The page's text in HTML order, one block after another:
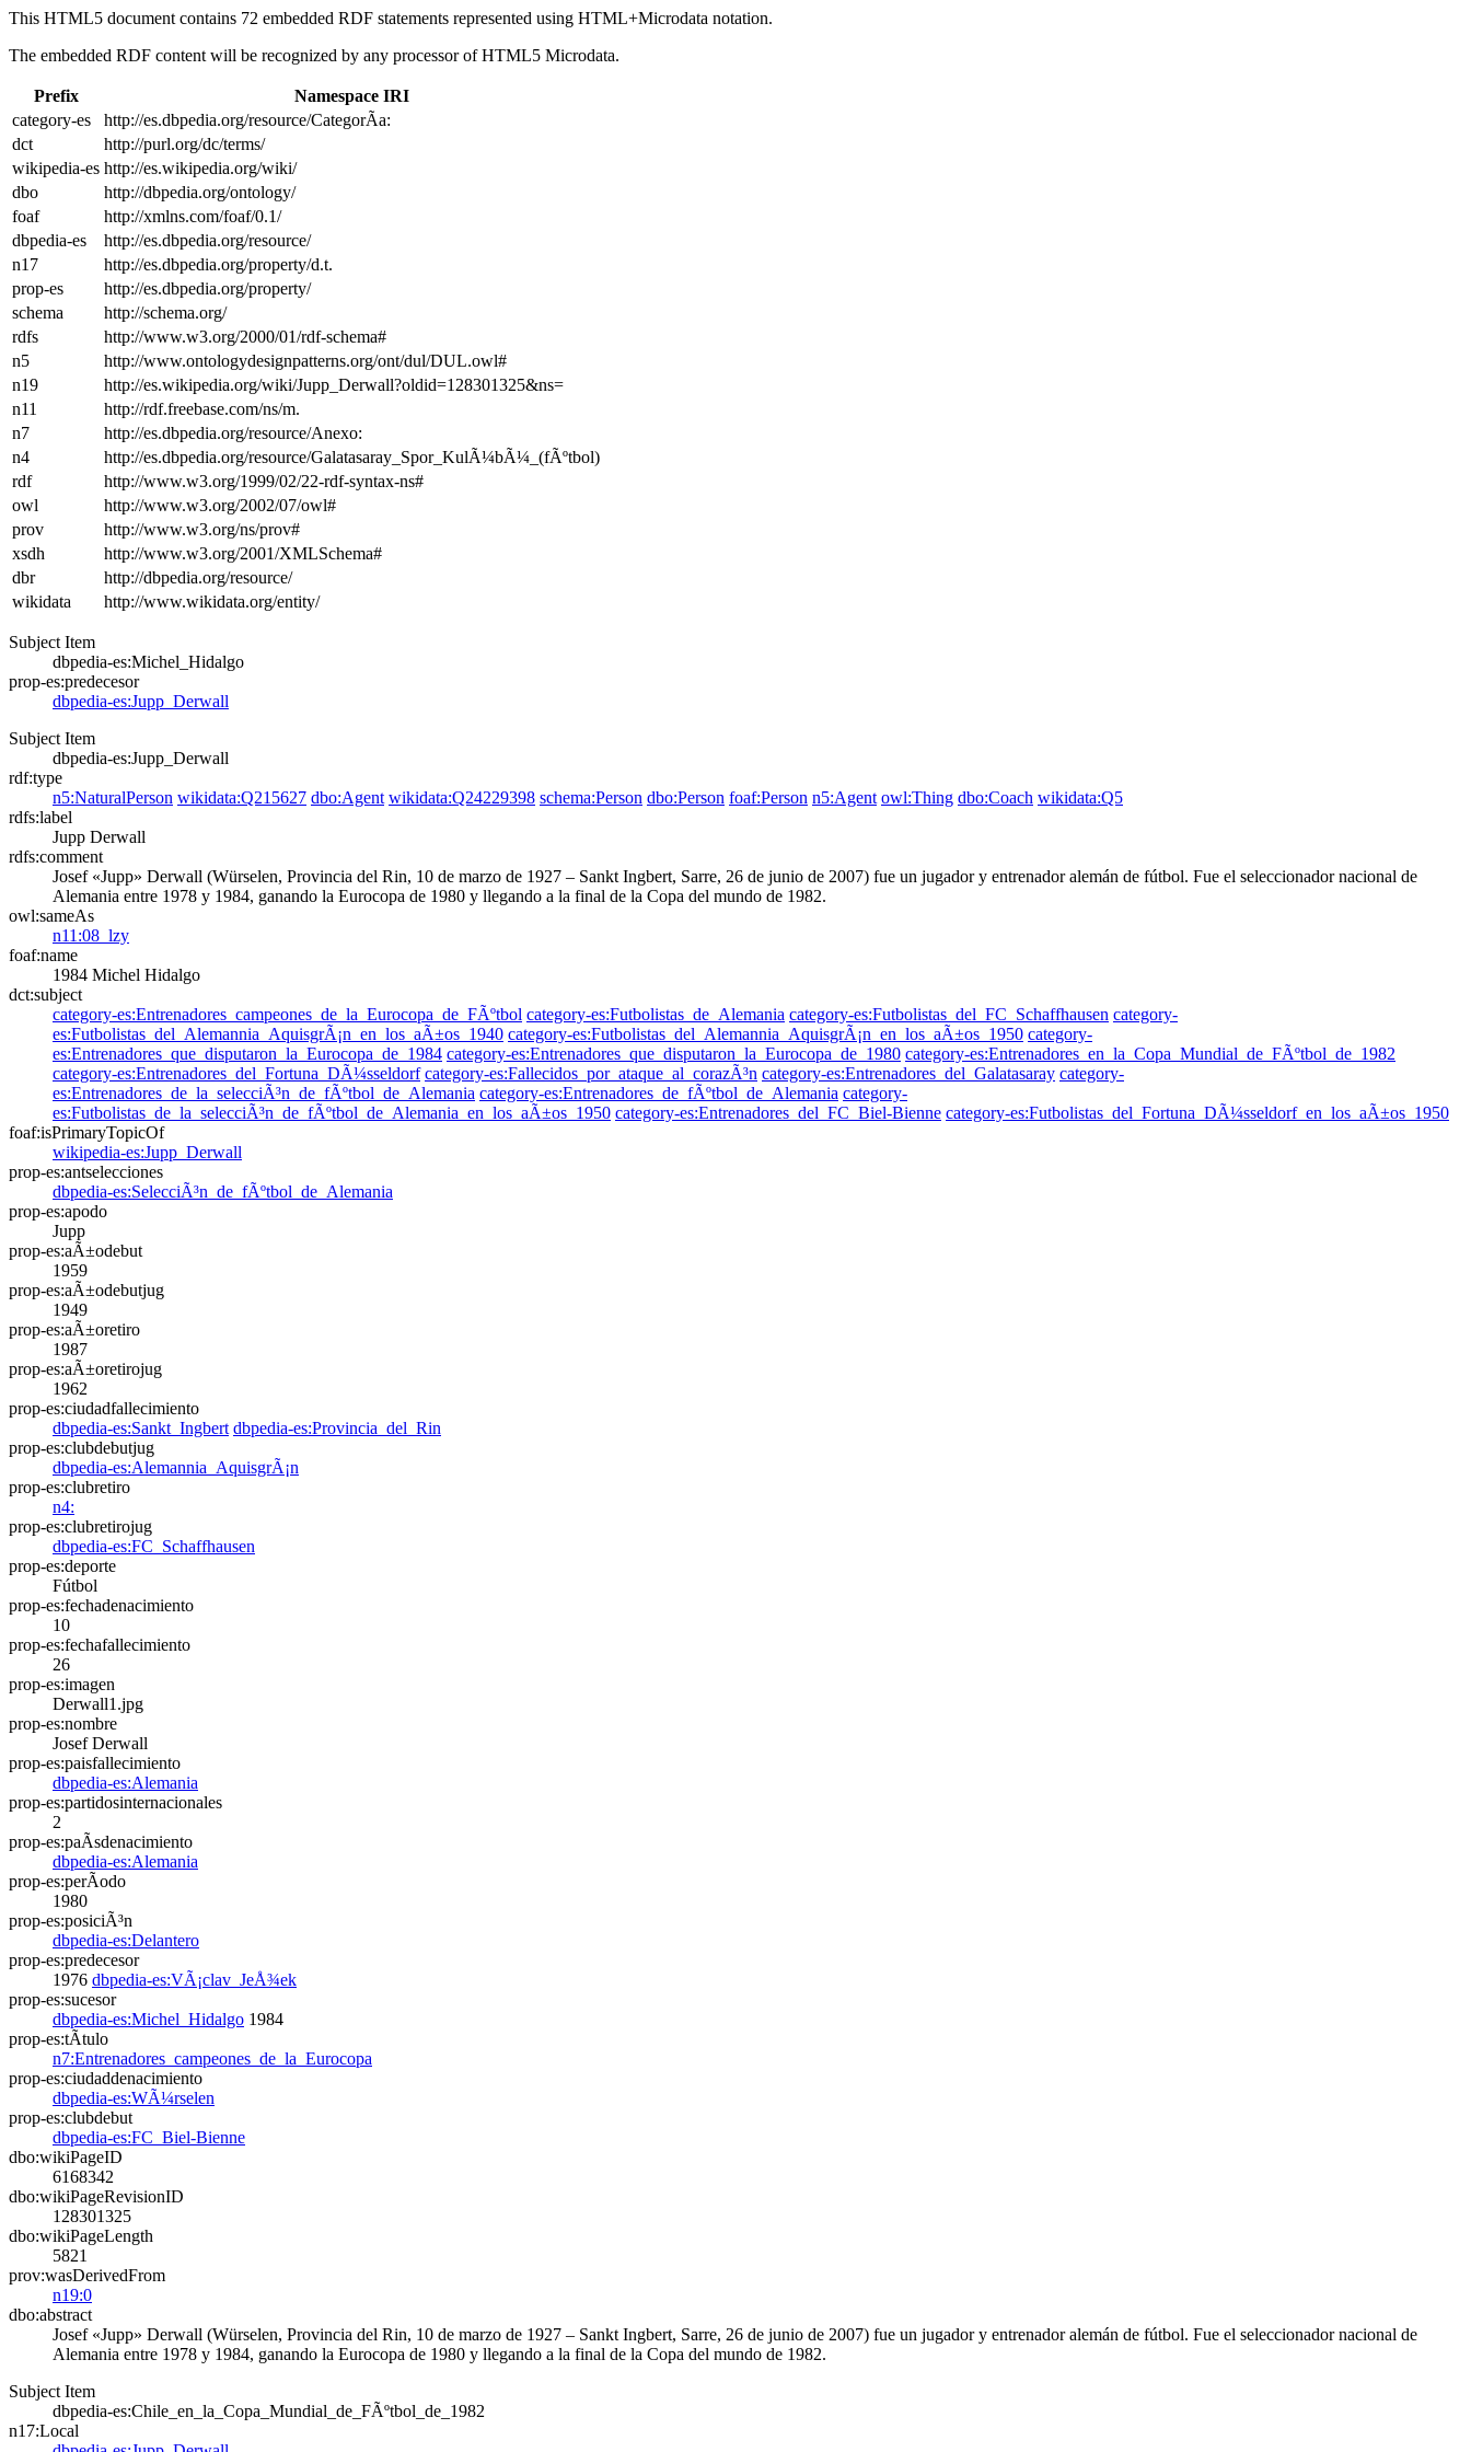
This HTML5 document contains 72 embedded RDF statements represented using HTML+Microdata notation.
The embedded RDF content will be recognized by any processor of HTML5 Microdata.
Prefix
Namespace IRI
category-es
http://es.dbpedia.org/resource/CategorÃ­a:
dct
http://purl.org/dc/terms/
wikipedia-es http://es.wikipedia.org/wiki/
dbo
http://dbpedia.org/ontology/
foaf
http://xmlns.com/foaf/0.1/
dbpedia-es
http://es.dbpedia.org/resource/
n17
http://es.dbpedia.org/property/d.t.
prop-es
http://es.dbpedia.org/property/
schema
http://schema.org/
rdfs
http://www.w3.org/2000/01/rdf-schema#
n5
http://www.ontologydesignpatterns.org/ont/dul/DUL.owl#
n19
http://es.wikipedia.org/wiki/Jupp_Derwall?oldid=128301325&ns=
n11
http://rdf.freebase.com/ns/m.
n7
http://es.dbpedia.org/resource/Anexo:
n4
http://es.dbpedia.org/resource/Galatasaray_Spor_KulÃ¼bÃ¼_(fÃºtbol)
rdf
http://www.w3.org/1999/02/22-rdf-syntax-ns#
owl
http://www.w3.org/2002/07/owl#
prov
http://www.w3.org/ns/prov#
xsdh
http://www.w3.org/2001/XMLSchema#
dbr
http://dbpedia.org/resource/
wikidata
http://www.wikidata.org/entity/
Subject Item
dbpedia-es:Michel_Hidalgo
prop-es:predecesor
dbpedia-es:Jupp_Derwall
Subject Item
dbpedia-es:Jupp_Derwall
rdf:type
n5:NaturalPerson wikidata:Q215627 dbo:Agent wikidata:Q24229398 schema:Person dbo:Person foaf:Person n5:Agent owl:Thing dbo:Coach wikidata:Q5
rdfs:label
Jupp Derwall
rdfs:comment
Josef «Jupp» Derwall (Würselen, Provincia del Rin, 10 de marzo de 1927 – Sankt Ingbert, Sarre, 26 de junio de 2007) fue un jugador y entrenador alemán de fútbol. Fue el seleccionador nacional de
Alemania entre 1978 y 1984, ganando la Eurocopa de 1980 y llegando a la final de la Copa del mundo de 1982.
owl:sameAs
n11:08_lzy
foaf:name
1984 Michel Hidalgo
dct:subject
category-es:Entrenadores_campeones_de_la_Eurocopa_de_FÃºtbol category-es:Futbolistas_de_Alemania category-es:Futbolistas_del_FC_Schaffhausen category-
es:Futbolistas_del_Alemannia_AquisgrÃ¡n_en_los_aÃ±os_1940 category-es:Futbolistas_del_Alemannia_AquisgrÃ¡n_en_los_aÃ±os_1950 category-
es:Entrenadores_que_disputaron_la_Eurocopa_de_1984 category-es:Entrenadores_que_disputaron_la_Eurocopa_de_1980 category-es:Entrenadores_en_la_Copa_Mundial_de_FÃºtbol_de_1982
category-es:Entrenadores_del_Fortuna_DÃ¼sseldorf category-es:Fallecidos_por_ataque_al_corazÃ³n category-es:Entrenadores_del_Galatasaray category-
es:Entrenadores_de_la_selecciÃ³n_de_fÃºtbol_de_Alemania category-es:Entrenadores_de_fÃºtbol_de_Alemania category-
es:Futbolistas_de_la_selecciÃ³n_de_fÃºtbol_de_Alemania_en_los_aÃ±os_1950 category-es:Entrenadores_del_FC_Biel-Bienne category-es:Futbolistas_del_Fortuna_DÃ¼sseldorf_en_los_aÃ±os_1950
foaf:isPrimaryTopicOf
wikipedia-es:Jupp_Derwall
prop-es:antselecciones
dbpedia-es:SelecciÃ³n_de_fÃºtbol_de_Alemania
prop-es:apodo
Jupp
prop-es:aÃ±odebut
1959
prop-es:aÃ±odebutjug
1949
prop-es:aÃ±oretiro
1987
prop-es:aÃ±oretirojug
1962
prop-es:ciudadfallecimiento
dbpedia-es:Sankt_Ingbert dbpedia-es:Provincia_del_Rin
prop-es:clubdebutjug
dbpedia-es:Alemannia_AquisgrÃ¡n
prop-es:clubretiro
n4:
prop-es:clubretirojug
dbpedia-es:FC_Schaffhausen
prop-es:deporte
Fútbol
prop-es:fechadenacimiento
10
prop-es:fechafallecimiento
26
prop-es:imagen
Derwall1.jpg
prop-es:nombre
Josef Derwall
prop-es:paisfallecimiento
dbpedia-es:Alemania
prop-es:partidosinternacionales
2
prop-es:paÃ­sdenacimiento
dbpedia-es:Alemania
prop-es:perÃ­odo
1980
prop-es:posiciÃ³n
dbpedia-es:Delantero
prop-es:predecesor
1976 dbpedia-es:VÃ¡clav_JeÅ¾ek
prop-es:sucesor
dbpedia-es:Michel_Hidalgo 1984
prop-es:tÃ­tulo
n7:Entrenadores_campeones_de_la_Eurocopa
prop-es:ciudaddenacimiento
dbpedia-es:WÃ¼rselen
prop-es:clubdebut
dbpedia-es:FC_Biel-Bienne
dbo:wikiPageID
6168342
dbo:wikiPageRevisionID
128301325
dbo:wikiPageLength
5821
prov:wasDerivedFrom
n19:0
dbo:abstract
Josef «Jupp» Derwall (Würselen, Provincia del Rin, 10 de marzo de 1927 – Sankt Ingbert, Sarre, 26 de junio de 2007) fue un jugador y entrenador alemán de fútbol. Fue el seleccionador nacional de
Alemania entre 1978 y 1984, ganando la Eurocopa de 1980 y llegando a la final de la Copa del mundo de 1982.
Subject Item
dbpedia-es:Chile_en_la_Copa_Mundial_de_FÃºtbol_de_1982
n17:Local